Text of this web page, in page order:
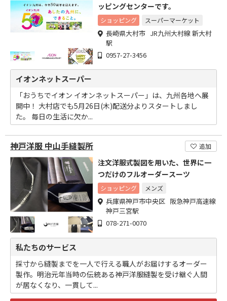
ッピングセンターです。
ショッピング スーパーマーケット
長崎県大村市 JR九州大村線 新大村
駅
0957-27-3456
イオンネットスーパー
「おうちでイオン イオンネットスーパー」は、九州各地へ展
開中！ 大村店でも5月26日(木)配送分よりスタートしまし
た。 毎日の生活に欠か...
神戸洋服 中山手縫製所 追加
注文洋服式製図を用いた、世界に一
つだけのフルオーダースーツ
ショッピング メンズ
兵庫県神戸市中央区 阪急神戸高速線
神戸三宮駅
078-271-0070
私たちのサービス
採寸から縫製までを一人で行える職人がお届けするオーダー
製作。明治元年当時の伝統ある神戸洋服縫製を受け継ぐ人間
が居なくなり、一貫して...